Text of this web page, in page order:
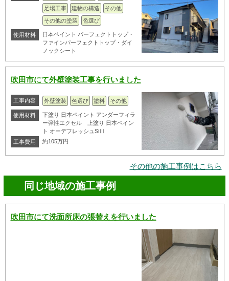
足場工事
建物の構造
その他
その他の塗装
色選び
使用材料
日本ペイント パーフェクトトップ・
ファインパーフェクトトップ・ダイ
ノックシート
吹田市にて外壁塗装工事を行いました
工事内容 外壁塗装 色選び 塗料 その他
使用材料
下塗り 日本ペイント アンダーフィラ
ー弾性エクセル 上塗り 日本ペイン
ト オーデフレッシュSiⅢ
工事費用
約105万円
その他の施工事例はこちら
同じ地域の施工事例
吹田市にて洗面所床の張替えを行いました